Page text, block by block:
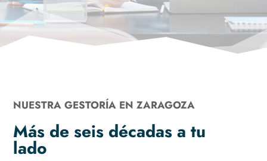
NUESTRA GESTORÍA EN ZARAGOZA
Más de seis décadas a tu
lado